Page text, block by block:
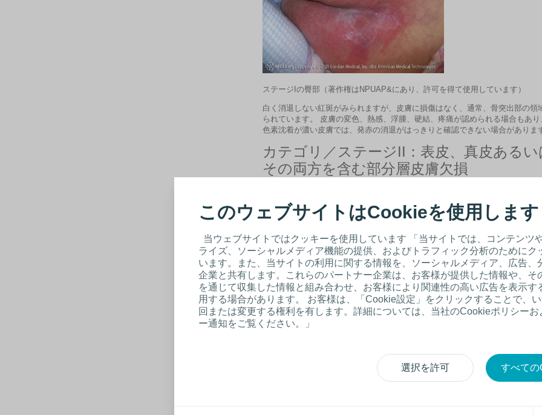
このウェブサイトはCookieを使用します
当ウェブサイトではクッキーを使用しています 「当サイトでは、コンテンツ
ライズ、ソーシャルメディア機能の提供、およびトラフィック分析のためにク
います。また、当サイトの利用に関する情報を、ソーシャルメディア、広告、
企業と共有します。これらのパートナー企業は、お客様が提供した情報や、そ
を通じて収集した情報と組み合わせ、お客様により関連性の高い広告を表示す
用する場合があります。 お客様は、「Cookie設定」をクリックすることで、
回または変更する権利を有します。詳細については、当社のCookieポリシーお
ー通知をご覧ください。」
選択を許可 すべて
ステージIの臀部（著作権はNPUAP&にあり、許可を得て使用しています）
白く消退しない紅斑がみられますが、皮膚に損傷はなく、通常、骨突出部の領
られています。 皮膚の変色、熱感、浮腫、硬結、疼痛が認められる場合もあり
色素沈着が濃い皮膚では、発赤の消退がはっきりと確認できない場合がありま
カテゴリ／ステージII： 表皮、真皮あるい
その両方を含む部分層皮膚欠損
潰瘍がみられます。 血清や血液を含む水疱が無傷の状態または開放／破裂した